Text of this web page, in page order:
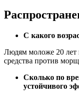
С какого
Людям моложе 20 лет
средства против
Сколько по
устойчивого